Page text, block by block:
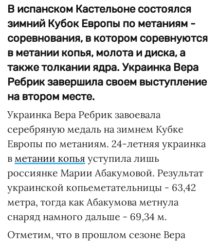
В испанском Кастельоне состоялся
зимний Кубок Европы по метаниям -
соревнования, в котором соревнуются
в метании копья, молота и диска, а
также толкании ядра. Украинка Вера
Ребрик завершила своем выступление
на втором месте.
Украинка Вера Ребрик завоевала
серебряную медаль на зимнем Кубке
Европы по метаниям. 24-летняя украинка
в метании копья уступила лишь
россиянке Марии Абакумовой. Результат
украинской копьеметательницы - 63,42
метра, тогда как Абакумова метнула
снаряд намного дальше - 69,34 м.
Отметим, что в прошлом сезоне Вера